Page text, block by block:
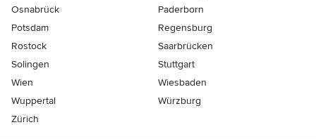
Osnabrück
Paderborn
Potsdam
Regensburg
Rostock
Saarbrücken
Solingen
Stuttgart
Wien
Wiesbaden
Wuppertal
Würzburg
Zürich